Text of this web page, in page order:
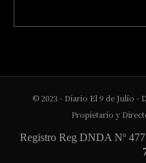
© 2023 - Diario El 9 de Julio -
Propietario y
Registro Reg DNDA Nº